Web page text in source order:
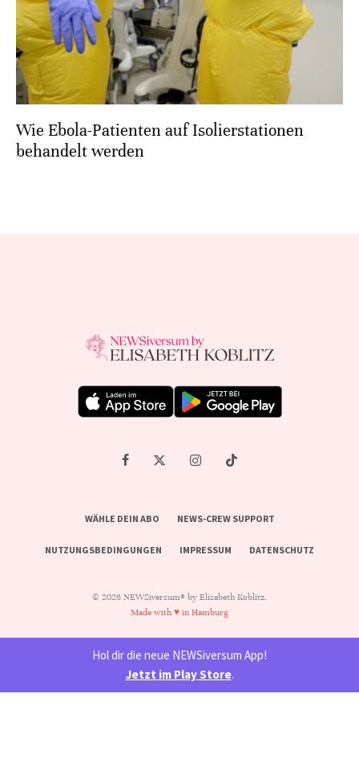
Wie Ebola-Patienten auf Isolierstationen
behandelt werden
WÄHLE DEIN ABO NEWS-CREW SUPPORT
NUTZUNGSBEDINGUNGEN IMPRESSUM DATENSCHUTZ
© 2026 NEWSiversum® by Elisabeth Koblitz.
Made with ♥ in Hamburg
Hol dir die neue NEWSiversum App!
Jetzt im Play Store.